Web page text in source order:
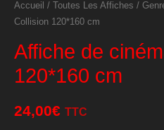
Accueil / Toutes Les Affiches /
Collision 120*160 cm
Affiche de
120*160 cm
24,00€ TTC